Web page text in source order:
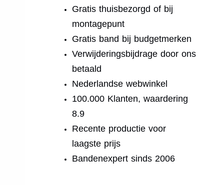
Gratis thuisbezorgd of bij
montagepunt
Gratis band bij budgetmerken
Verwijderingsbijdrage door ons
betaald
Nederlandse webwinkel
100.000 Klanten, waardering
8.9
Recente productie voor
laagste prijs
Bandenexpert sinds 2006